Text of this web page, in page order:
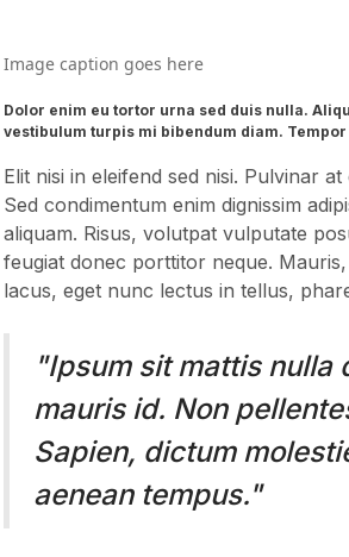
Image caption goes here
Dolor enim eu tortor urna sed duis nulla.
vestibulum turpis mi bibendum diam.
Elit nisi in eleifend sed nisi. Pulvinar
Sed condimentum enim dignissim
aliquam. Risus, volutpat vulputate
feugiat donec porttitor neque.
lacus, eget nunc lectus in tellus,
"Ipsum sit mattis nulla
mauris id. Non
Sapien, dictum
aenean tempus."